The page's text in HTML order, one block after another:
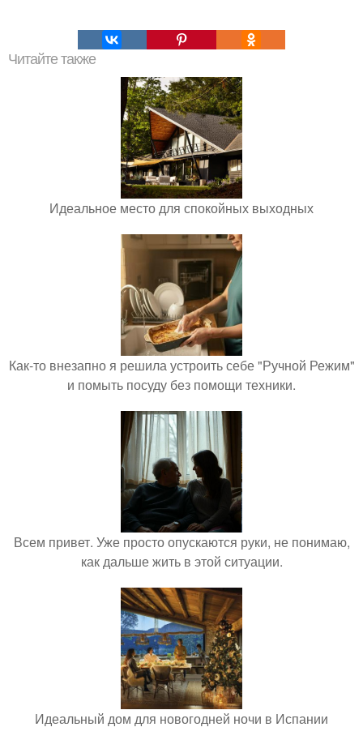
Читайте также
Идеальное место для спокойных выходных
Как-то внезапно я решила устроить себе "Ручной Режим"
и помыть посуду без помощи техники.
Всем привет. Уже просто опускаются руки, не понимаю,
как дальше жить в этой ситуации.
Идеальный дом для новогодней ночи в Испании